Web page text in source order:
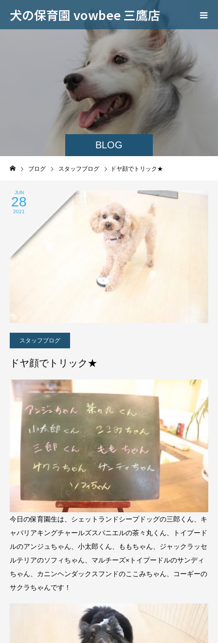
犬の保育園 vowbee 三鷹店
BLOG
ブログ スタッフブログ ドヤ顔でトリック★
JUN
28
2021
スタッフブログ
ドヤ顔でトリック★
今日の保育園生は、シェットランドシープドッグの三郎くん、キ
ャバリアキングチャールズスパニエルの茶々丸くん、トイプード
ルのアンジュちゃん、小太郎くん、ももちゃん、ジャックラッセ
ルテリアのソフィちゃん、マルチーズ×トイプードルのサンディ
ちゃん、カニンヘンダックスフンドのここみちゃん、コーギーの
サクラちゃんです！